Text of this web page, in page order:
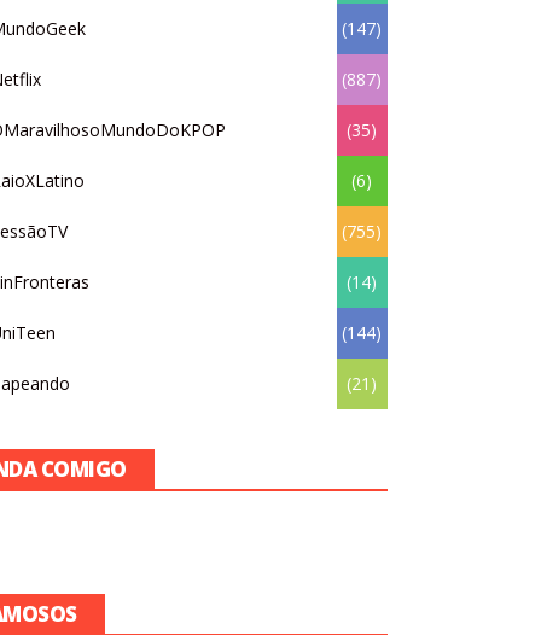
(147)
(887)
(35)
(6)
(755)
(14)
(144)
(21)
COMIGO